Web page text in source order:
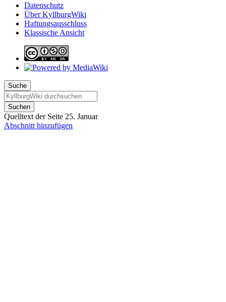
Datenschutz
Über KyllburgWiki
Haftungsausschluss
Klassische Ansicht
Suche
Suchen
Quelltext der Seite 25. Januar
Abschnitt hinzufügen